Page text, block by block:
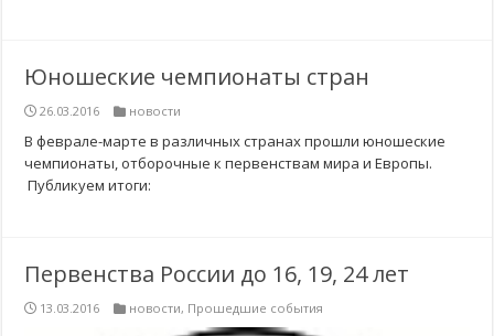
Юношеские чемпионаты стран
26.03.2016 новости
В феврале-марте в различных странах прошли юношеские
чемпионаты, отборочные к первенствам мира и Европы.
Публикуем итоги:
Первенства России до 16, 19, 24 лет
13.03.2016 новости, Прошедшие события